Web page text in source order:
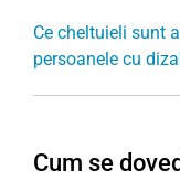
Ce cheltuieli sunt
persoanele cu
Cum se